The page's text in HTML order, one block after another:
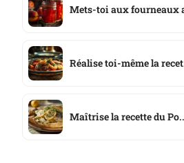
Mets-toi aux fourneaux
Réalise toi-même la
Maîtrise la recette du